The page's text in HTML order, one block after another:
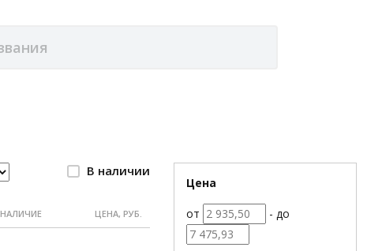
В наличии
НАЛИЧИЕ ЦЕНА, РУБ.
Цена
от - до